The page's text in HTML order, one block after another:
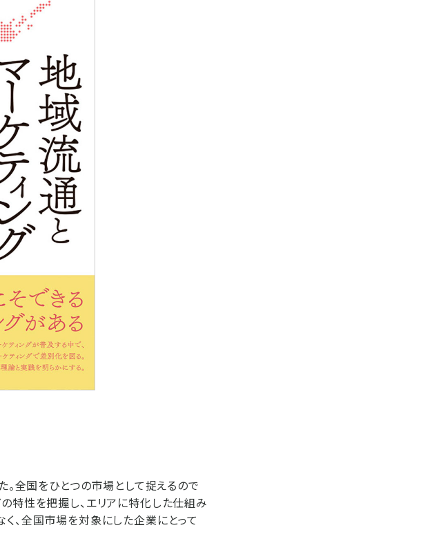
全国をひとつの市場として捉えるので
特性を把握し、エリアに特化した仕組み
、全国市場を対象にした企業にとって